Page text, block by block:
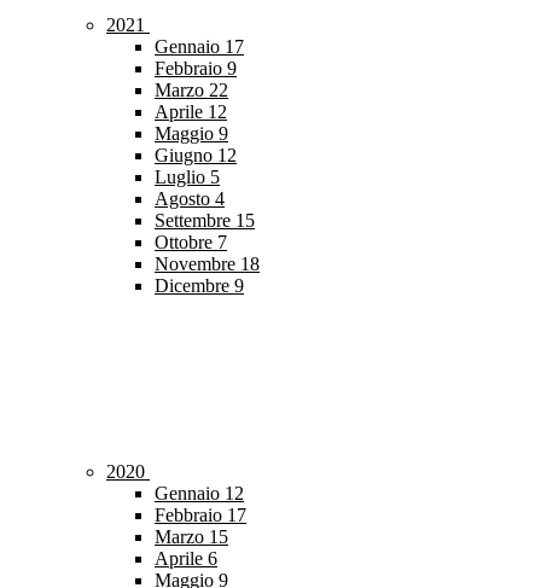
2021
Gennaio 17
Febbraio 9
Marzo 22
Aprile 12
Maggio 9
Giugno 12
Luglio 5
Agosto 4
Settembre 15
Ottobre 7
Novembre 18
Dicembre 9
2020
Gennaio 12
Febbraio 17
Marzo 15
Aprile 6
Maggio 9